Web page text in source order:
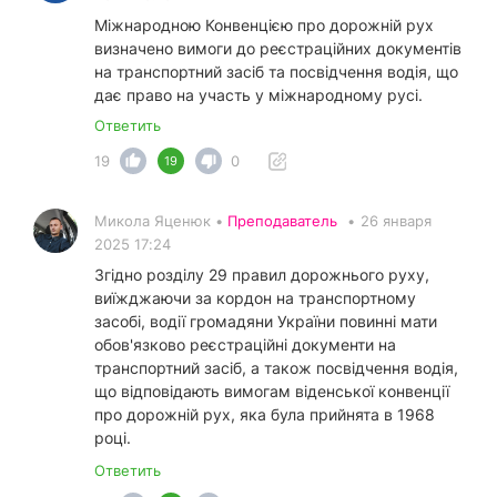
Міжнародною Конвенцією про дорожній рух
визначено вимоги до реєстраційних документів
на транспортний засіб та посвідчення водія, що
дає право на участь у міжнародному русі.
Ответить
19
19 0
Микола Яценюк • Преподаватель • 26 января
2025 17:24
Згідно розділу 29 правил дорожнього руху,
виїжджаючи за кордон на транспортному
засобі, водії громадяни України повинні мати
обов'язково реєстраційні документи на
транспортний засіб, а також посвідчення водія,
що відповідають вимогам віденської конвенції
про дорожній рух, яка була прийнята в 1968
році.
Ответить